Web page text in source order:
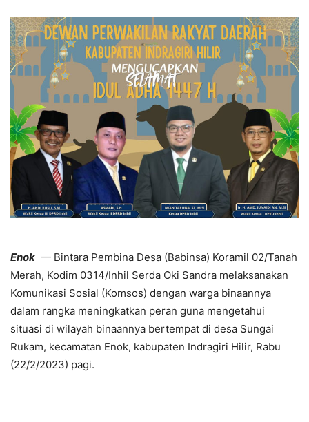
Enok — Bintara Pembina Desa (Babinsa) Koramil 02/Tanah
Merah, Kodim 0314/Inhil Serda Oki Sandra melaksanakan
Komunikasi Sosial (Komsos) dengan warga binaannya
dalam rangka meningkatkan peran guna mengetahui
situasi di wilayah binaannya bertempat di desa Sungai
Rukam, kecamatan Enok, kabupaten Indragiri Hilir, Rabu
(22/2/2023) pagi.